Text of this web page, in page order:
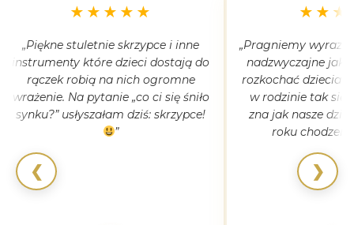
❮
★★★★★
„Piękne stuletnie skrzypce i inne
instrumenty które dzieci dostają do
rączek robią na nich ogromne
wrażenie. Na pytanie „co ci się śniło
synku?” usłyszałam dziś: skrzypce!
”
„Pragniemy wyrazić
nadzwyczajne jak
rozkochać
w rodzinie tak się
zna jak nasze
roku
❯